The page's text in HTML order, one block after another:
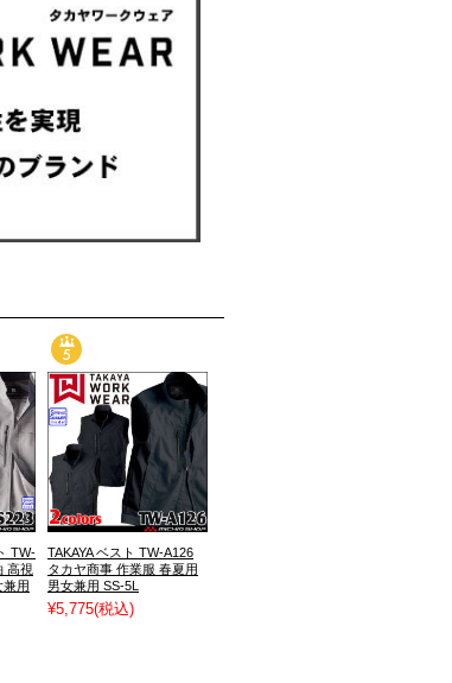
TW-
高視
兼用
TAKAYA ベスト TW-A126
タカヤ商事 作業服 春夏用
男女兼用 SS-5L
¥5,775(税込)